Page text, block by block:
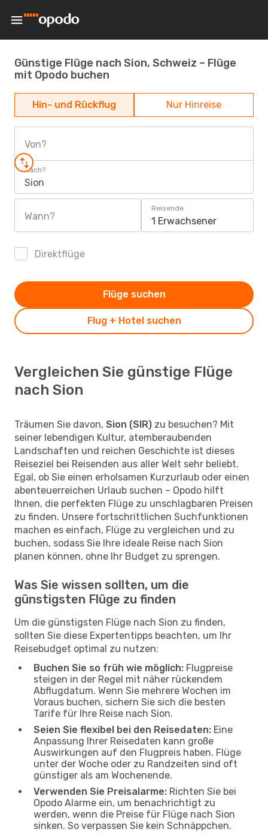
Günstige Flüge nach Sion, Schweiz – Flüge
mit Opodo buchen
Hin- und Rückflug Nur Hinreise
Von?
Nach?
Sion
Wann?
Reisende
1 Erwachsener
Direktflüge
Flug + Hotel suchen
Flüge suchen
Vergleichen Sie günstige Flüge
nach Sion
Träumen Sie davon, Sion (SIR) zu besuchen? Mit
seiner lebendigen Kultur, atemberaubenden
Landschaften und reichen Geschichte ist dieses
Reiseziel bei Reisenden aus aller Welt sehr beliebt.
Egal, ob Sie einen erholsamen Kurzurlaub oder einen
abenteuerreichen Urlaub suchen – Opodo hilft
Ihnen, die perfekten Flüge zu unschlagbaren Preisen
zu finden. Unsere fortschrittlichen Suchfunktionen
machen es einfach, Flüge zu vergleichen und zu
buchen, sodass Sie Ihre ideale Reise nach Sion
planen können, ohne Ihr Budget zu sprengen.
Was Sie wissen sollten, um die
günstigsten Flüge zu finden
Um die günstigsten Flüge nach Sion zu finden,
sollten Sie diese Expertentipps beachten, um Ihr
Reisebudget optimal zu nutzen:
Buchen Sie so früh wie möglich: Flugpreise
steigen in der Regel mit näher rückendem
Abflugdatum. Wenn Sie mehrere Wochen im
Voraus buchen, sichern Sie sich die besten
Tarife für Ihre Reise nach Sion.
Seien Sie flexibel bei den Reisedaten: Eine
Anpassung Ihrer Reisedaten kann große
Auswirkungen auf den Flugpreis haben. Flüge
unter der Woche oder zu Randzeiten sind oft
günstiger als am Wochenende.
Verwenden Sie Preisalarme: Richten Sie bei
Opodo Alarme ein, um benachrichtigt zu
werden, wenn die Preise für Flüge nach Sion
sinken. So verpassen Sie kein Schnäppchen.